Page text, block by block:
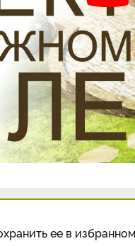
ее в